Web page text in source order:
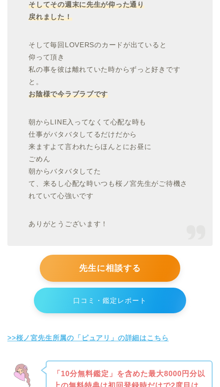
そしてその週末に先生が仰った通り
戻れました！
そして毎回LOVERSのカードが出ていると
仰って頂き
私の事を彼は離れていた時からずっと好きです
と。
お陰様で今ラブラブです
朝からLINE入ってなくて心配な時も
仕事がバタバタしてるだけだから
来ますよて言われたらほんとにお昼に
ごめん
朝からバタバタしてた
て、来るし心配な時いつも桜ノ宮先生がご待機さ
れていて心強いです
ありがとうございます！
先生に相談する
口コミ・鑑定レポート
>>桜ノ宮先生所属の「ピュアリ」の詳細はこちら
「10分無料鑑定」を含めた最大8000円分以